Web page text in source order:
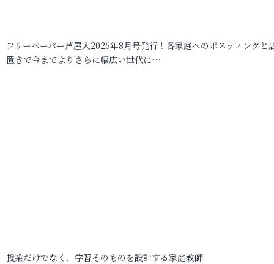
フリーペーパー芦屋人2026年8月号発行！各家庭へのポスティングと
置きで今までよりさらに幅広い世代に…
授業だけでなく、学習そのものを設計する家庭教師